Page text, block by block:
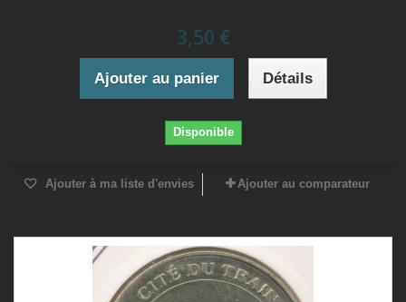
3,50 €
Ajouter au panier Détails
Disponible
Ajouter à ma liste d'envies Ajouter au comparateur